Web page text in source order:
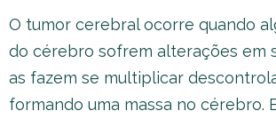
O tumor cerebral ocorre quando
do cérebro sofrem alterações em
as fazem se multiplicar
formando uma massa no cérebro.